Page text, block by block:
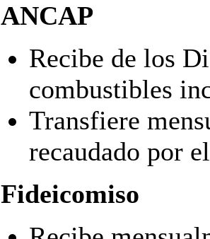
ANCAP
Recibe de los
combustibles
Transfiere
recaudado por
Fideicomiso